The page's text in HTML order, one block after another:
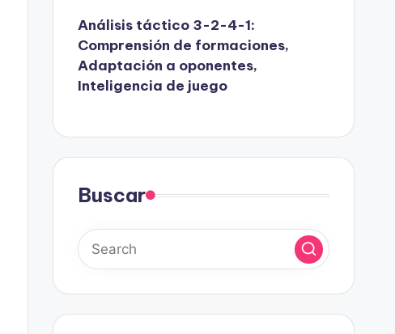
Análisis táctico 3-2-4-1:
Comprensión de formaciones,
Adaptación a oponentes,
Inteligencia de juego
Buscar